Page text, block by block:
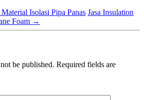
Isolasi Pipa Panas Jasa Insulation
Foam →
be published. Required fields are